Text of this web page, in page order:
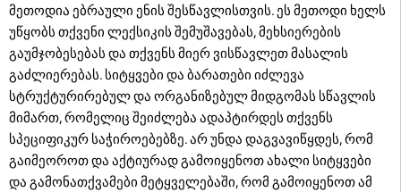
მეთოდია ებრაული ენის შესწავლისთვის. ეს მეთოდი ხელს
უწყობს თქვენი ლექსიკის შემუშავებას, მეხსიერების
გაუმჯობესებას და თქვენს მიერ ვისწავლეთ მასალის
გაძლიერებას. სიტყვები და ბარათები იძლევა
სტრუქტურირებულ და ორგანიზებულ მიდგომას სწავლის
მიმართ, რომელიც შეიძლება ადაპტირდეს თქვენს
სპეციფიკურ საჭიროებებზე. არ უნდა დაგვავიწყდეს, რომ
გაიმეოროთ და აქტიურად გამოიყენოთ ახალი სიტყვები
და გამონათქვამები მეტყველებაში, რომ გამოიყენოთ ამ